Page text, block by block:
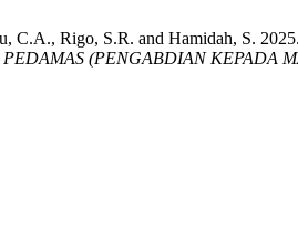
C.A., Rigo, S.R. and Hamidah, S.
PEDAMAS (PENGABDIAN KEPADA